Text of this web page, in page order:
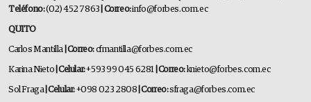
Teléfono:(02) 452 7863 | Correo:info@forbes.com.ec
QUITO
Carlos Mantilla | Correo:cfmantilla@forbes.com.ec
Karina Nieto | Celular:+593 99 045 6281 | Correo:knieto@forbes.com.ec
Sol Fraga| Celular:+098 023 2808 | Correo:sfraga@forbes.com.ec